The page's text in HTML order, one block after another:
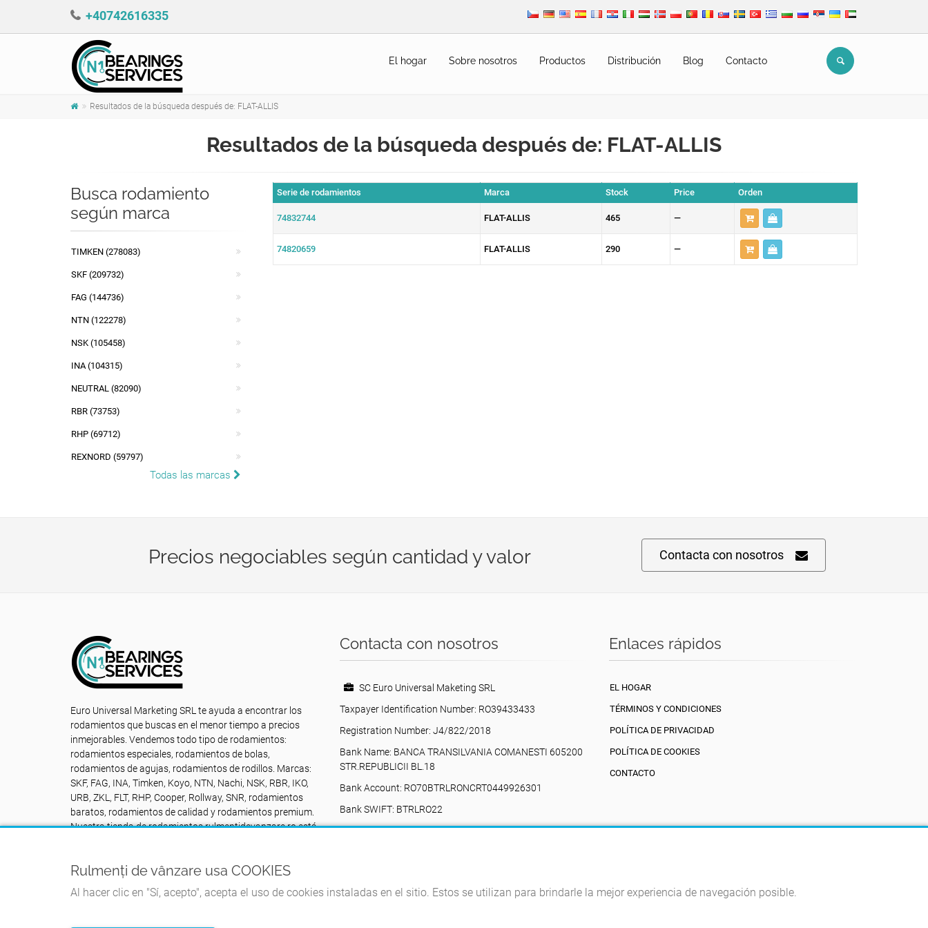
+40742616335
El hogar Sobre nosotros Productos Distribución Blog Contacto
Resultados de la búsqueda después de: FLAT-ALLIS
Resultados de la búsqueda después de: FLAT-ALLIS
Serie de rodamientos Marca Stock Price Orden
74832744 FLAT-ALLIS 465 —
74820659 FLAT-ALLIS 290 —
Busca rodamiento
según marca
TIMKEN (278083)
SKF (209732)
FAG (144736)
NTN (122278)
NSK (105458)
INA (104315)
NEUTRAL (82090)
RBR (73753)
RHP (69712)
REXNORD (59797)
Todas las marcas
Precios negociables según cantidad y valor Contacta con nosotros
Euro Universal Marketing SRL te ayuda a encontrar los
rodamientos que buscas en el menor tiempo a precios
inmejorables. Vendemos todo tipo de rodamientos:
rodamientos especiales, rodamientos de bolas,
rodamientos de agujas, rodamientos de rodillos. Marcas:
SKF, FAG, INA, Timken, Koyo, NTN, Nachi, NSK, RBR, IKO,
URB, ZKL, FLT, RHP, Cooper, Rollway, SNR, rodamientos
baratos, rodamientos de calidad y rodamientos premium.
Nuestra tienda de rodamientos rulmentidevanzare.ro está
Contacta con nosotros
SC Euro Universal Maketing SRL
Taxpayer Identification Number: RO39433433
Registration Number: J4/822/2018
Bank Name: BANCA TRANSILVANIA COMANESTI 605200
STR.REPUBLICII BL.18
Bank Account: RO70BTRLRONCRT0449926301
Bank SWIFT: BTRLRO22
Valea Poienii, 17, Comănești, 605200, Bacău,
eurouniversalmarketing@gmail.com
Enlaces rápidos
EL HOGAR
TÉRMINOS Y CONDICIONES
POLÍTICA DE PRIVACIDAD
POLÍTICA DE COOKIES
CONTACTO
Rulmenți de vânzare usa COOKIES
Al hacer clic en "Sí, acepto", acepta el uso de cookies instaladas en el sitio. Estos se utilizan para brindarle la mejor experiencia de navegación posible.